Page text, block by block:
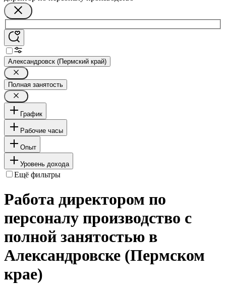
Александровск (Пермский край)
Полная занятость
График
Рабочие часы
Опыт
Уровень дохода
Ещё фильтры
Работа директором по
персоналу производство с
полной занятостью в
Александровске (Пермском
крае)